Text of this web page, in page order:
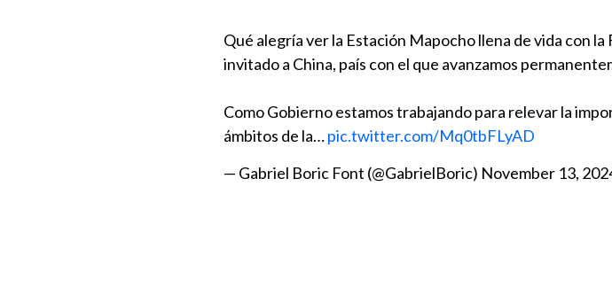
Qué alegría ver la Estación Mapocho llena de vida con
invitado a China, país con el que avanzamos
Como Gobierno estamos trabajando para relevar la
ámbitos de la…pic.twitter.com/Mq0tbFLyAD
— Gabriel Boric Font (@GabrielBoric) November 13,